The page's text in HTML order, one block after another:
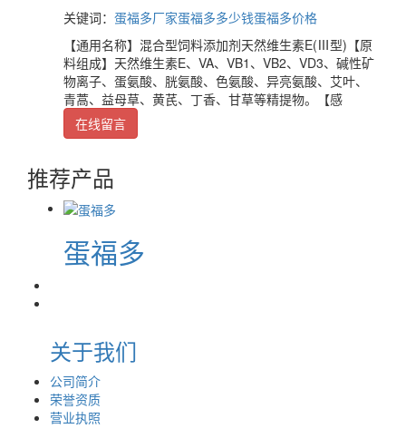
关键词： 蛋福多厂家蛋福多多少钱蛋福多价格
【通用名称】混合型饲料添加剂天然维生素E(Ⅲ型)【原
料组成】天然维生素E、VA、VB1、VB2、VD3、碱性矿
物离子、蛋氨酸、胱氨酸、色氨酸、异亮氨酸、艾叶、
青蒿、益母草、黄芪、丁香、甘草等精提物。【感
在线留言
推荐产品
蛋福多
关于我们
公司简介
荣誉资质
营业执照